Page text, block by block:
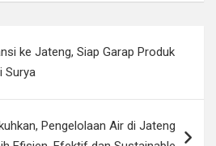
ke Jateng, Siap Garap Produk
Surya
Pengelolaan Air di Jateng